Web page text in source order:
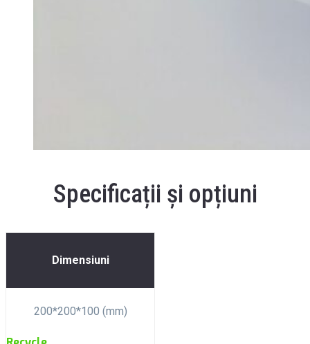
Specificații și opțiuni
Dimensiuni
200*200*100 (mm)